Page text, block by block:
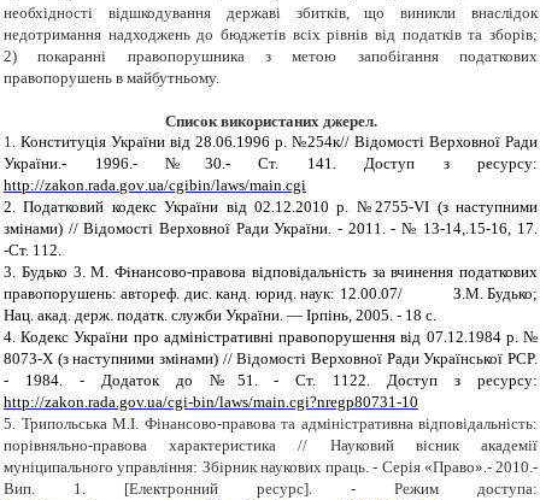
необхідності відшкодування державі збитків, що виникли внаслідок
недотримання надходжень до бюджетів всіх рівнів від податків та зборів;
2) покаранні правопорушника з метою запобігання податкових
правопорушень в майбутньому.
Список використаних джерел.
1. Конституція України від 28.06.1996 р. №254к// Відомості Верховної Ради
України.- 1996.- №30.- Ст. 141. Доступ з ресурсу:
http://zakon.rada.gov.ua/cgibin/laws/main.cgi
2. Податковий кодекс України від 02.12.2010p. №2755-VI (з наступними
змінами) // Відомості Верховної Ради України. - 2011. - № 13-14,.15-16, 17.
-Ст. 112.
3. Будько 3. М. Фінансово-правова відповідальність за вчинення податкових
правопорушень: автореф. дис. канд. юрид. наук: 12.00.07/ З.М. Будько;
Нац. акад. держ. податк. служби України. — Ірпінь, 2005. - 18 с.
4. Кодекс України про адміністративні правопорушення від 07.12.1984 р. №
8073-Х (з наступними змінами) // Відомості Верховної Ради Української PCP.
- 1984. - Додаток до №51. - Ст. 1122. Доступ з ресурсу:
http://zakon.rada.gov.ua/cgi-bin/laws/main.cgi?nregp80731-10
5. Трипольська М.І. Фінансово-правова та адміністративна відповідальність:
порівняльно-правова характеристика// Науковий вісник академії
муніципального управління: Збірник наукових праць.- Серія «Право».- 2010.-
Вип. 1. [Електронний ресурс]. - Режим доступа: